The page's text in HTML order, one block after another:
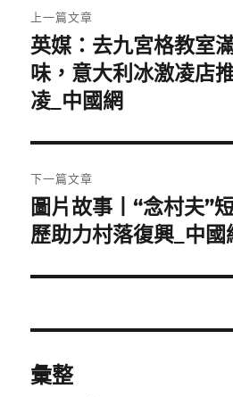
章
導
覽
上一篇文章
上
一
篇
章:
英媒：去九宮格教室
味，意大利冰激凌店
凌_中國網
下一篇文章
下
一
文
圖片故事丨“念村夫”
歷助力村落復興_中國
彙整